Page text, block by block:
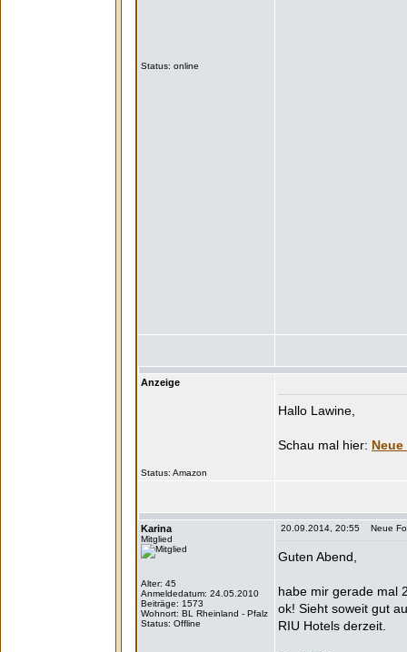
Status: online
Anzeige
Status:
Hallo Lawine,
Karina
Mitglied
Alter: 45
Anmeldedatum: 24.05.2010
Beiträge: 1573
Wohnort: BL Rheinland - Pfalz
Status: Offline
20.09.2014, 20:55 Neue
Guten Abend,
habe mir gerade mal
ok! Sieht soweit gut
RIU Hotels derzeit.